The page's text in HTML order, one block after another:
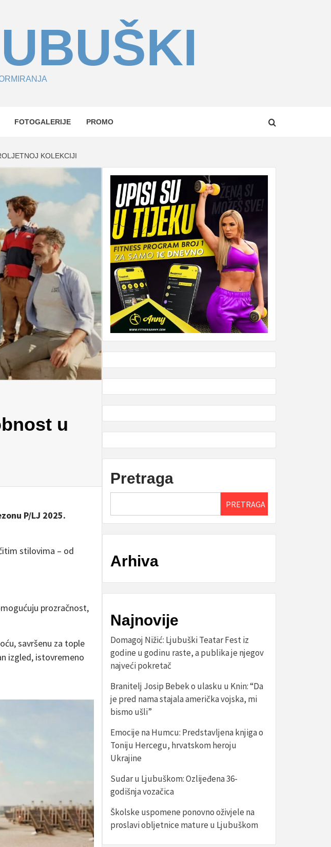
FOTOGALERIJE PROMO
KOLEKCIJI
u
P/LJ 2025.
stilovima – od
prozračnost,
savršenu za tople
izgled, istovremeno
Pretraga
PRETRAGA
Arhiva
Najnovije
Domagoj Nižić: Ljubuški Teatar Fest iz
godine u godinu raste, a publika je njegov
najveći pokretač
Branitelj Josip Bebek o ulasku u Knin: “Da
je pred nama stajala američka vojska, mi
bismo ušli”
Emocije na Humcu: Predstavljena knjiga o
Toniju Hercegu, hrvatskom heroju
Ukrajine
Sudar u Ljubuškom: Ozlijeđena 36-
godišnja vozačica
Školske uspomene ponovno oživjele na
proslavi obljetnice mature u Ljubuškom